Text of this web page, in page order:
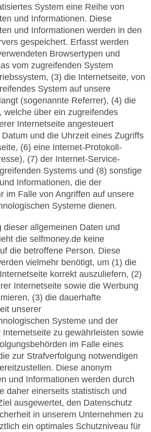
System eine Reihe von
und Informationen. Diese
und Informationen werden in den
gespeichert. Erfasst werden
Browsertypen und
vom zugreifenden System
(3) die Internetseite, von
System auf unsere
(sogenannte Referrer), (4) die
welche über ein zugreifendes
Internetseite angesteuert
und die Uhrzeit eines Zugriffs
(6) eine Internet-Protokoll-
(7) der Internet-Service-
Systems und (8) sonstige
Informationen, die der
im Falle von Angriffen auf unsere
Systeme dienen.
dieser allgemeinen Daten und
die selfmoney.de keine
die betroffene Person. Diese
vielmehr benötigt, um (1) die
korrekt auszuliefern, (2)
Internetseite sowie die Werbung
(3) die dauerhafte
unserer
Systeme und der
Internetseite zu gewährleisten sowie
im Falle eines
zur Strafverfolgung notwendigen
Diese anonym
und Informationen werden durch
daher einerseits statistisch und
ausgewertet, den Datenschutz
in unserem Unternehmen zu
ein optimales Schutzniveau für